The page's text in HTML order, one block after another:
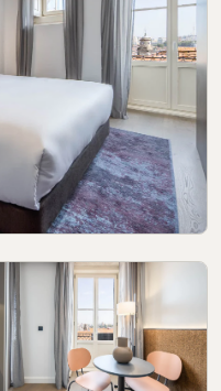
de privacidad